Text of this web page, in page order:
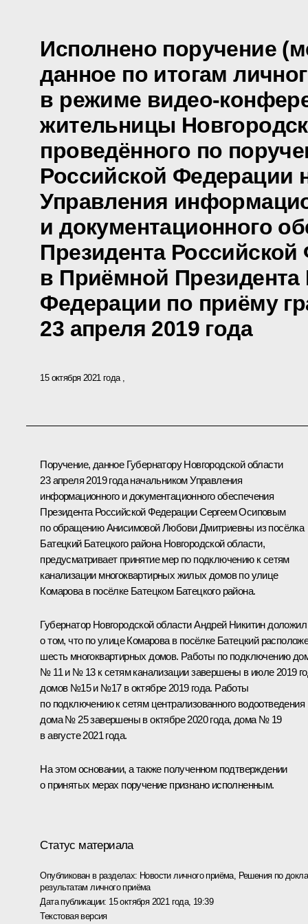
Исполнено поручение
данное по итогам
в режиме видео-
жительницы
проведённого по
Российской Федерации
Управления
и документационного
Президента
в Приёмной Президента
Федерации по приёму
23 апреля 2019 года
15 октября 2021 года
Поручение, данное Губернатору Новгородской области
23 апреля 2019 года начальником Управления
информационного и документационного обеспечения
Президента Российской Федерации Сергеем Осиповым
по обращению Анисимовой Любови Дмитриевны из посёлка
Батецкий Батецкого района Новгородской области,
предусматривает принятие мер по подключению к сетям
канализации многоквартирных жилых домов по улице
Комарова в посёлке Батецком Батецкого района.
Губернатор Новгородской области Андрей Никитин доложил
о том, что по улице Комарова в посёлке Батецкий
шесть многоквартирных домов. Работы по подключению
№ 11 и № 13 к сетям канализации завершены в июле 2019
домов №15 и №17 в октябре 2019 года. Работы
по подключению к сетям централизованного водоотведения
дома № 25 завершены в октябре 2020 года, дома № 19
в августе 2021 года.
На этом основании, а также полученном подтверждении
о принятых мерах поручение признано исполненным.
Статус материала
Опубликован в разделах: Новости личного приёма, Решения по
результатам личного приёма
Дата публикации: 15 октября 2021 года, 19:39
Текстовая версия